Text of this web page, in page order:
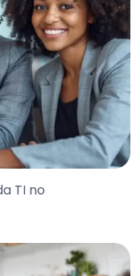
TI no